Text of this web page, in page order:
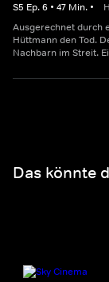
S5 Ep.6 • 47 Min. •
Ausgerechnet durch
Hüttmann den Tod.
Nachbarn im Streit.
Das könnte